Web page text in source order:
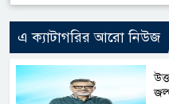
এ ক্যাটাগরির আরো নিউজ